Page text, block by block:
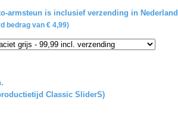
armsteun is inclusief verzending in Nederland
bedrag van € 4,99)
Classic SliderS)